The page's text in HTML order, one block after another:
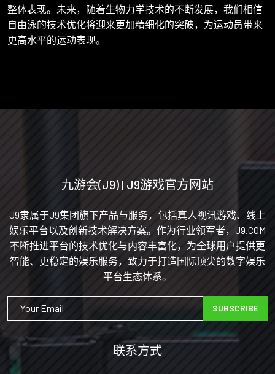
整体表现。未来，随着生物力学技术的不断发展，我们相信
自由泳的技术优化将迎来更加精细化的突破，为运动员带来
更高水平的运动表现。
九游会(J9) | J9游戏官方网站
J9隶属于J9集团旗下产品与服务，包括真人视讯游戏、线上
娱乐平台以及创新技术解决方案。作为行业领军者，J9.COM
不断推进平台的技术优化与内容丰富化，为全球用户提供更
智能、更稳定的娱乐服务，致力于打造国际顶尖的数字娱乐
平台生态体系。
SUBSCRIBE
联系方式